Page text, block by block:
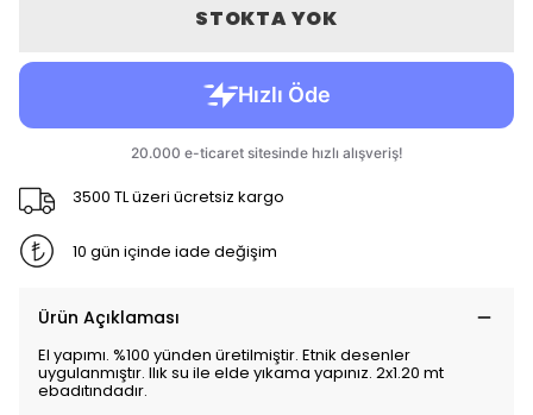
STOKTA YOK
3500 TL üzeri ücretsiz kargo
10 gün içinde iade değişim
Ürün Açıklaması
El yapımı. %100 yünden üretilmiştir. Etnik desenler
uygulanmıştır. Ilık su ile elde yıkama yapınız. 2x1.20 mt
ebadıtındadır.